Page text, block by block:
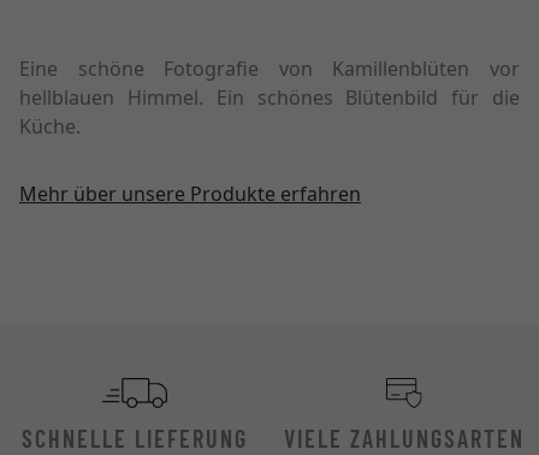
Eine schöne Fotografie von Kamillenblüten vor
hellblauen Himmel. Ein schönes Blütenbild für die
Küche.
Mehr über unsere Produkte erfahren
SCHNELLE LIEFERUNG VIELE ZAHLUNGSARTEN